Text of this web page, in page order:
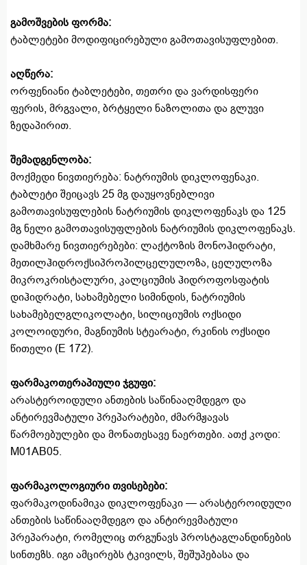
გამოშვების ფორმა:
ტაბლეტები მოდიფიცირებული გამოთავისუფლებით.
აღწერა:
ორფენიანი ტაბლეტები, თეთრი და ვარდისფერი
ფერის, მრგვალი, ბრტყელი ნაზოლითა და გლუვი
ზედაპირით.
შემადგენლობა:
მოქმედი ნივთიერება: ნატრიუმის დიკლოფენაკი.
ტაბლეტი შეიცავს 25 მგ დაუყოვნებლივი
გამოთავისუფლების ნატრიუმის დიკლოფენაკს და 125
მგ ნელი გამოთავისუფლების ნატრიუმის დიკლოფენაკს.
დამხმარე ნივთიერებები: ლაქტოზის მონოჰიდრატი,
მეთილჰიდროქსიპროპილცელულოზა, ცელულოზა
მიკროკრისტალური, კალციუმის ჰიდროფოსფატის
დიჰიდრატი, სახამებელი სიმინდის, ნატრიუმის
სახამებელგლიკოლატი, სილიციუმის ოქსიდი
კოლოიდური, მაგნიუმის სტეარატი, რკინის ოქსიდი
წითელი (E 172).
ფარმაკოთერაპიული ჯგუფი:
არასტეროიდული ანთების საწინააღმდეგო და
ანტირევმატული პრეპარატები, ძმარმჟავას
წარმოებულები და მონათესავე ნაერთები. ათქ კოდი:
M01AB05.
ფარმაკოლოგიური თვისებები:
ფარმაკოდინამიკა დიკლოფენაკი — არასტეროიდული
ანთების საწინააღმდეგო და ანტირევმატული
პრეპარატი, რომელიც თრგუნავს პროსტაგლანდინების
სინთეზს. იგი ამცირებს ტკივილს, შეშუპებასა და